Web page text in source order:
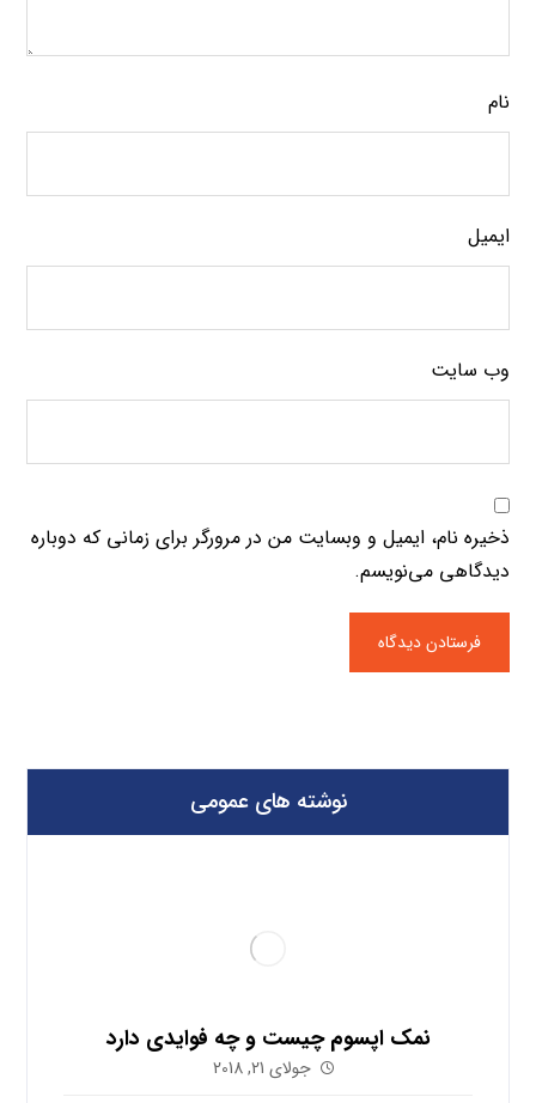
نام
ایمیل
وب‌ سایت
ذخیره نام، ایمیل و وبسایت من در مرورگر برای زمانی که دوباره
دیدگاهی می‌نویسم.
نوشته های عمومی
نمک اپسوم چیست و چه فوایدی دارد
جولای 21, 2018